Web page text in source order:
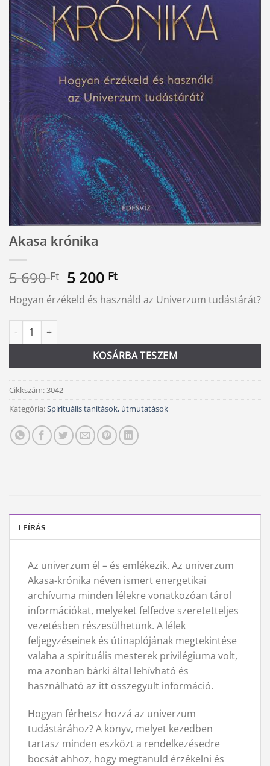
Akasa krónika
5 690Ft Original
price
was:
5 200 FtCurrent
price
is:
Hogyan érzékeld és használd az Univerzum tudástárát?
Akasa krónika mennyiség
KOSÁRBA TESZEM
Alternative:
Cikkszám:3042
Kategória:Spirituális tanítások, útmutatások
LEÍRÁS
Az univerzum él – és emlékezik. Az univerzum
Akasa-krónika néven ismert energetikai
archívuma minden lélekre vonatkozóan tárol
információkat, melyeket felfedve szeretetteljes
vezetésben részesülhetünk. A lélek
feljegyzéseinek és útinaplójának megtekintése
valaha a spirituális mesterek privilégiuma volt,
ma azonban bárki által lehívható és
használható az itt összegyult információ.
Hogyan férhetsz hozzá az univerzum
tudástárához? A könyv, melyet kezedben
tartasz minden eszközt a rendelkezésedre
bocsát ahhoz, hogy megtanuld érzékelni és